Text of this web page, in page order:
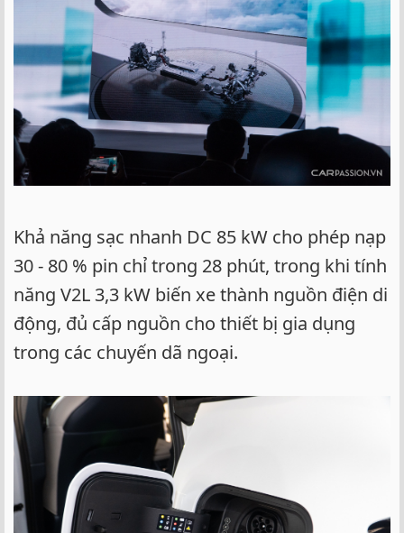
Khả năng sạc nhanh DC 85 kW cho phép nạp
30 - 80 % pin chỉ trong 28 phút, trong khi tính
năng V2L 3,3 kW biến xe thành nguồn điện di
động, đủ cấp nguồn cho thiết bị gia dụng
trong các chuyến dã ngoại.